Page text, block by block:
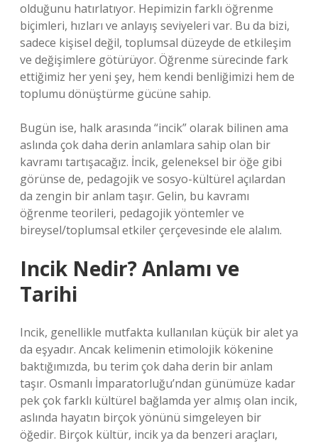
olduğunu hatırlatıyor. Hepimizin farklı öğrenme
biçimleri, hızları ve anlayış seviyeleri var. Bu da bizi,
sadece kişisel değil, toplumsal düzeyde de etkileşim
ve değişimlere götürüyor. Öğrenme sürecinde fark
ettiğimiz her yeni şey, hem kendi benliğimizi hem de
toplumu dönüştürme gücüne sahip.
Bugün ise, halk arasında “incik” olarak bilinen ama
aslında çok daha derin anlamlara sahip olan bir
kavramı tartışacağız. İncik, geleneksel bir öğe gibi
görünse de, pedagojik ve sosyo-kültürel açılardan
da zengin bir anlam taşır. Gelin, bu kavramı
öğrenme teorileri, pedagojik yöntemler ve
bireysel/toplumsal etkiler çerçevesinde ele alalım.
Incik Nedir? Anlamı ve
Tarihi
Incik, genellikle mutfakta kullanılan küçük bir alet ya
da eşyadır. Ancak kelimenin etimolojik kökenine
baktığımızda, bu terim çok daha derin bir anlam
taşır. Osmanlı İmparatorluğu’ndan günümüze kadar
pek çok farklı kültürel bağlamda yer almış olan incik,
aslında hayatın birçok yönünü simgeleyen bir
öğedir. Birçok kültür, incik ya da benzeri araçları,